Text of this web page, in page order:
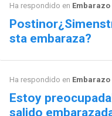
Ha respondido en Embarazo
sta embaraza?
Ha respondido en Embarazo
Estoy
salido